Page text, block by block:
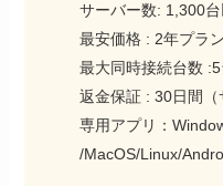
サーバー数: 1,300台
最安価格 : 2年プラ
最大同時接続台数 :5
返金保証 : 30日間（
専用アプリ：
/MacOS/Linux/